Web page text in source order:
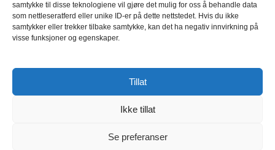
samtykke til disse teknologiene vil gjøre det mulig for oss å behandle data
som nettleseratferd eller unike ID-er på dette nettstedet. Hvis du ikke
samtykker eller trekker tilbake samtykke, kan det ha negativ innvirkning på
visse funksjoner og egenskaper.
Tillat
Ikke tillat
Se preferanser
Samarbeidspartnere
Blaaregn – digitale tjenester